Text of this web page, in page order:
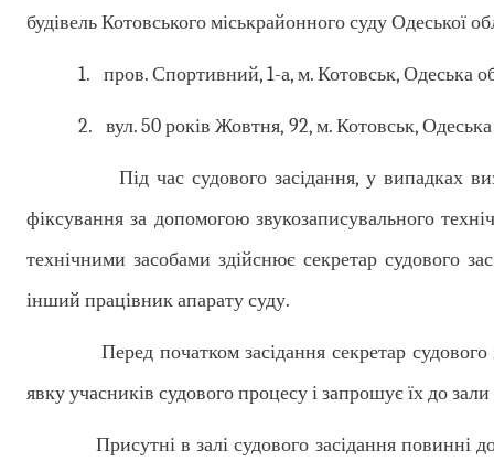
будівель Котовського міськрайонного суду Одеської
1. пров. Спортивний, 1-а, м. Котовськ, Одеська
2. вул. 50 років Жовтня, 92, м. Котовськ, Одеська
Під час судового засідання, у випадках
фіксування за допомогою звукозаписувального
технічними засобами здійснює секретар судового
інший працівник апарату суду.
Перед початком засідання секретар судового
явку учасників судового процесу і запрошує їх до зали
Присутні в залі судового засідання повинні